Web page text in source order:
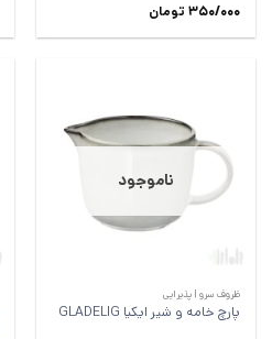
امتیاز5از 350/000 تومان
ناموجود
ظروف سرو | پذیرایی
پارچ خامه و شیر ایکیا GLADELIG